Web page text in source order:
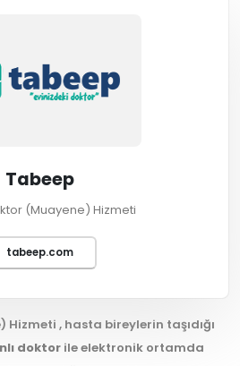
Tabeep
(Muayene) Hizmeti
tabeep.com
, hasta bireylerin taşıdığı
doktor ile elektronik ortamda